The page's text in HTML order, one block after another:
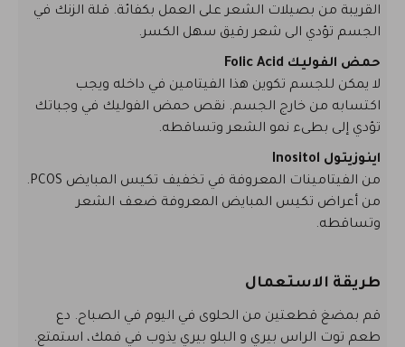
القريبة من بصيلات الشعر على العمل بكفائة. قلة الزنك في
الجسم تؤدي الى شعر رقيق سهل الكسر.
حمض الفوليك Folic Acid
لا يمكن للجسم تكوين هذا الفيتامين في داخله ويجب
اكتسابه من خارج الجسم. نقص حمض الفوليك في وجباتك
تؤدي إلى بطىء نمو الشعر وتساقطه.
اينوزيتول Inositol
من الفيتامينات المعروفة في تخفيف تكيس المبايض PCOS.
من أعراض تكيس المبايض المعروفة ضعف الشعر
وتساقطه.
طريقة الاستعمال
قم بمضغ قطعتين من الحلوى في اليوم في الصباح. دع
طعم توت الراس بيري و البلو بيري يذوب في فمك، استمتع.